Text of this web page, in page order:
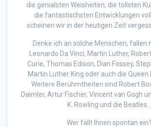
die genialsten Weisheiten, die tollsten
die fantastischsten Entwicklungen
scheinen wir in der heutigen Zeit
Denke ich an solche Menschen, fallen
Leonardo Da Vinci, Martin Luther,
Curie, Thomas Edison, Dian Fossey,
Martin Luther King oder auch die Queen
Weitere Berühmtheiten sind Robert
Daimler, Artur Fischer, Vincent van Gogh
K. Rowling und die Beatles…
Wer fällt Ihnen spontan ein?